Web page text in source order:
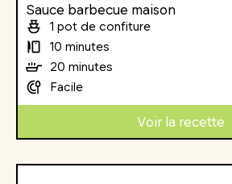
Sauce barbecue maison
1 pot de confiture
10 minutes
20 minutes
Facile
Voir la recette